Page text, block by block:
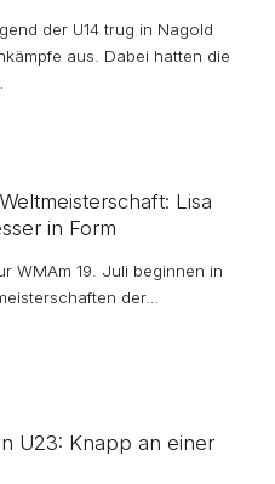
der U14 trug in Nagold
aus. Dabei hatten die
Lisa
in Form
WMAm 19. Juli beginnen in
der…
U23: Knapp an einer